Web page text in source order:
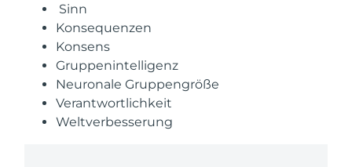
Sinn
Konsequenzen
Konsens
Gruppenintelligenz
Neuronale Gruppengröße
Verantwortlichkeit
Weltverbesserung